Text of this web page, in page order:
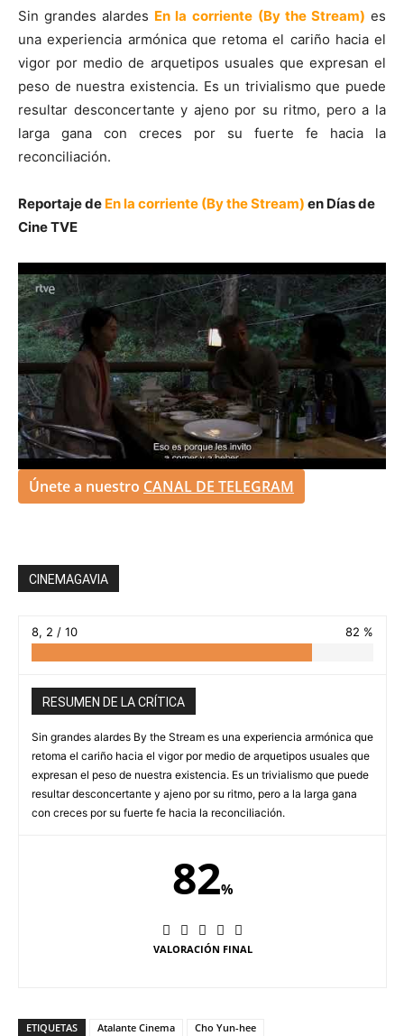
Sin grandes alardes En la corriente (By the Stream) es
una experiencia armónica que retoma el cariño hacia el
vigor por medio de arquetipos usuales que expresan el
peso de nuestra existencia. Es un trivialismo que puede
resultar desconcertante y ajeno por su ritmo, pero a la
larga gana con creces por su fuerte fe hacia la
reconciliación.
Reportaje de En la corriente (By the Stream) en Días de
Cine TVE
Únete a nuestro CANAL DE TELEGRAM
CINEMAGAVIA
8, 2 / 10 82 %
RESUMEN DE LA CRÍTICA
Sin grandes alardes By the Stream es una experiencia armónica que
retoma el cariño hacia el vigor por medio de arquetipos usuales que
expresan el peso de nuestra existencia. Es un trivialismo que puede
resultar desconcertante y ajeno por su ritmo, pero a la larga gana
con creces por su fuerte fe hacia la reconciliación.
82%
VALORACIÓN FINAL
ETIQUETAS Atalante Cinema
Cho Yun-hee